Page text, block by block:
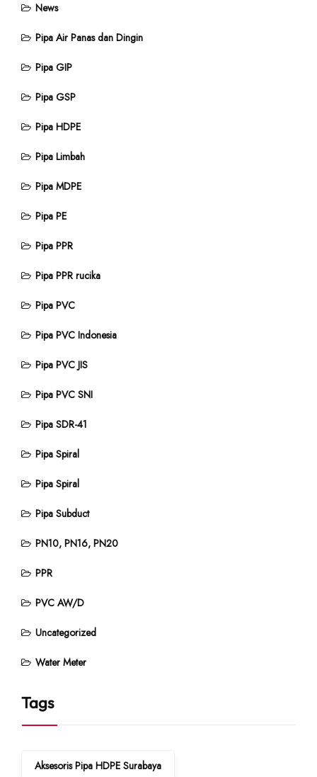
News
Pipa Air Panas dan Dingin
Pipa GIP
Pipa GSP
Pipa HDPE
Pipa Limbah
Pipa MDPE
Pipa PE
Pipa PPR
Pipa PPR rucika
Pipa PVC
Pipa PVC Indonesia
Pipa PVC JIS
Pipa PVC SNI
Pipa SDR-41
Pipa Spiral
Pipa Spiral
Pipa Subduct
PN10, PN16, PN20
PPR
PVC AW/D
Uncategorized
Water Meter
Tags
Aksesoris Pipa HDPE Surabaya